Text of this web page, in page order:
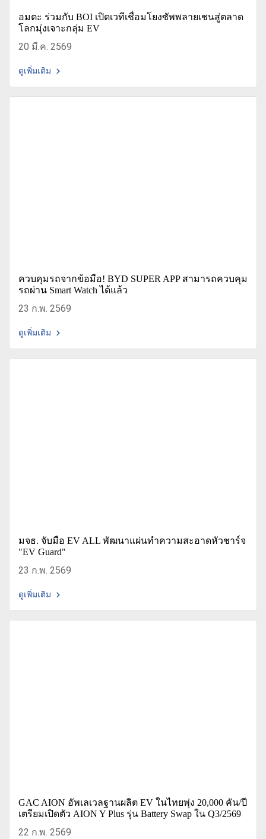
อมตะ ร่วมกับ BOI เปิดเวทีเชื่อมโยงซัพพลายเชนสู่ตลาด
โลกมุ่งเจาะกลุ่ม EV
20 มี.ค. 2569
ดูเพิ่มเติม
ควบคุมรถจากข้อมือ! BYD SUPER APP สามารถควบคุม
รถผ่าน Smart Watch ได้แล้ว
23 ก.พ. 2569
ดูเพิ่มเติม
มจธ. จับมือ EV ALL พัฒนาแผ่นทำความสะอาดหัวชาร์จ
"EV Guard"
23 ก.พ. 2569
ดูเพิ่มเติม
GAC AION อัพเลเวลฐานผลิต EV ในไทยพุ่ง 20,000 คัน/ปี
เตรียมเปิดตัว AION Y Plus รุ่น Battery Swap ใน Q3/2569
22 ก.พ. 2569